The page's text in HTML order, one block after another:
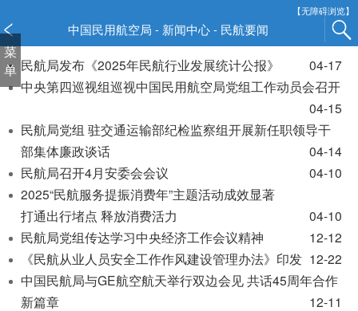
【无障碍浏览】
中国民用航空局 - 新闻中心 - 民航要闻
菜
单 民航局发布《2025年民航行业发展统计公报》
04-17
中央第四巡视组巡视中国民用航空局党组工作动员会召开
04-15
民航局党组 驻交通运输部纪检监察组开展新任职领导干
部集体廉政谈话
04-14
民航局召开4月安委会会议
04-10
2025“民航服务提振消费年”主题活动成效显著
打通出行堵点 释放消费活力
04-10
民航局党组传达学习中央经济工作会议精神
12-12
《民航从业人员安全工作作风建设管理办法》印发 12-22
中国民航局与GE航空航天举行双边会见 共话45周年合作
新篇章
12-11
窗
口
打
开
碍
明
页
加
波